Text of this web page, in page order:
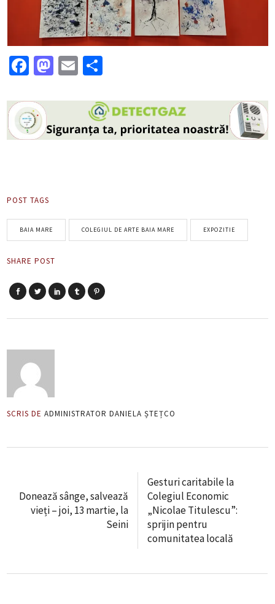
Facebook
Mastodon
Email
POST TAGS
BAIA MARE COLEGIUL DE ARTE BAIA MARE EXPOZITIE
SHARE POST
SCRIS DE ADMINISTRATOR DANIELA ȘTEȚCO
Donează sânge, salvează
vieți – joi, 13 martie, la
Seini
Gesturi caritabile la
Colegiul Economic
„Nicolae Titulescu”:
sprijin pentru
comunitatea locală